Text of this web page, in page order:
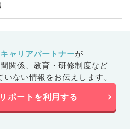
ャリアパートナーが
関係、 教育・研修制度など
ない情報をお伝えします。
ポートを利用する